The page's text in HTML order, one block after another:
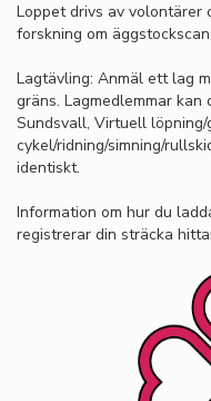
Loppet drivs av volontärer
forskning om
Lagtävling: Anmäl ett lag
gräns. Lagmedlemmar
Sundsvall, Virtuell
cykel/ridning/simning/
identiskt.
Information om hur du
registrerar din sträcka